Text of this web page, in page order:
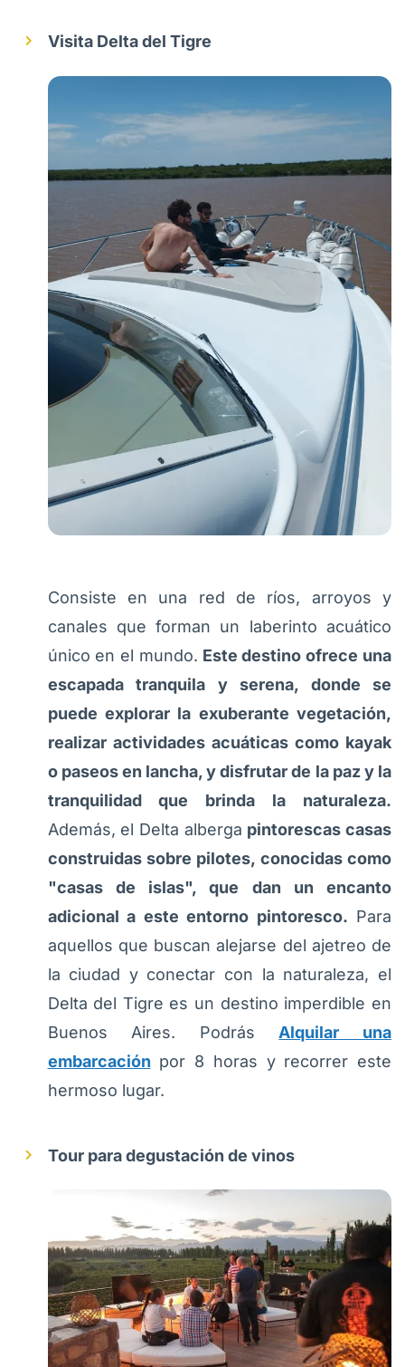
Visita Delta del Tigre
Consiste en una red de ríos, arroyos y
canales que forman un laberinto acuático
único en el mundo. Este destino ofrece una
escapada tranquila y serena, donde se
puede explorar la exuberante vegetación,
realizar actividades acuáticas como kayak
o paseos en lancha, y disfrutar de la paz y la
tranquilidad que brinda la naturaleza.
Además, el Delta alberga pintorescas casas
construidas sobre pilotes, conocidas como
"casas de islas", que dan un encanto
adicional a este entorno pintoresco. Para
aquellos que buscan alejarse del ajetreo de
la ciudad y conectar con la naturaleza, el
Delta del Tigre es un destino imperdible en
Buenos Aires. PodrásAlquilar una
embarcación por 8 horas y recorrer este
hermoso lugar.
Tour para degustación de vinos